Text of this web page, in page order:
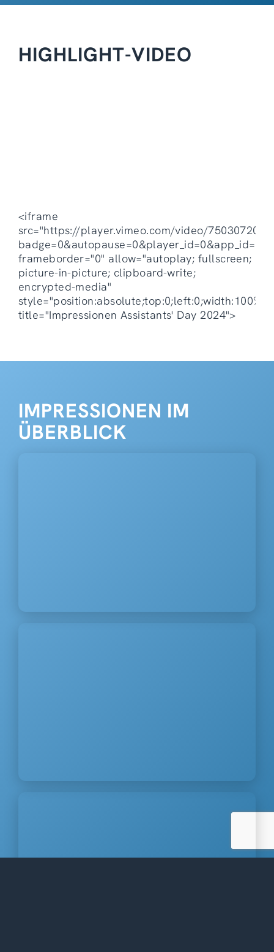
HIGHLIGHT-VIDEO
<iframe
src="https://player.vimeo.com/video/750307208?
frameborder="0" allow="autoplay; fullscreen;
picture-in-picture; clipboard-write;
encrypted-media"
title="Impressionen Assistants' Day 2024">
IMPRESSIONEN IM
ÜBERBLICK